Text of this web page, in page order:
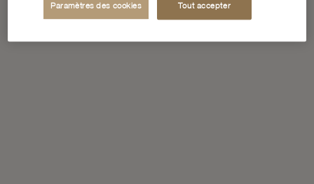
Paramètres des cookies Tout accepter